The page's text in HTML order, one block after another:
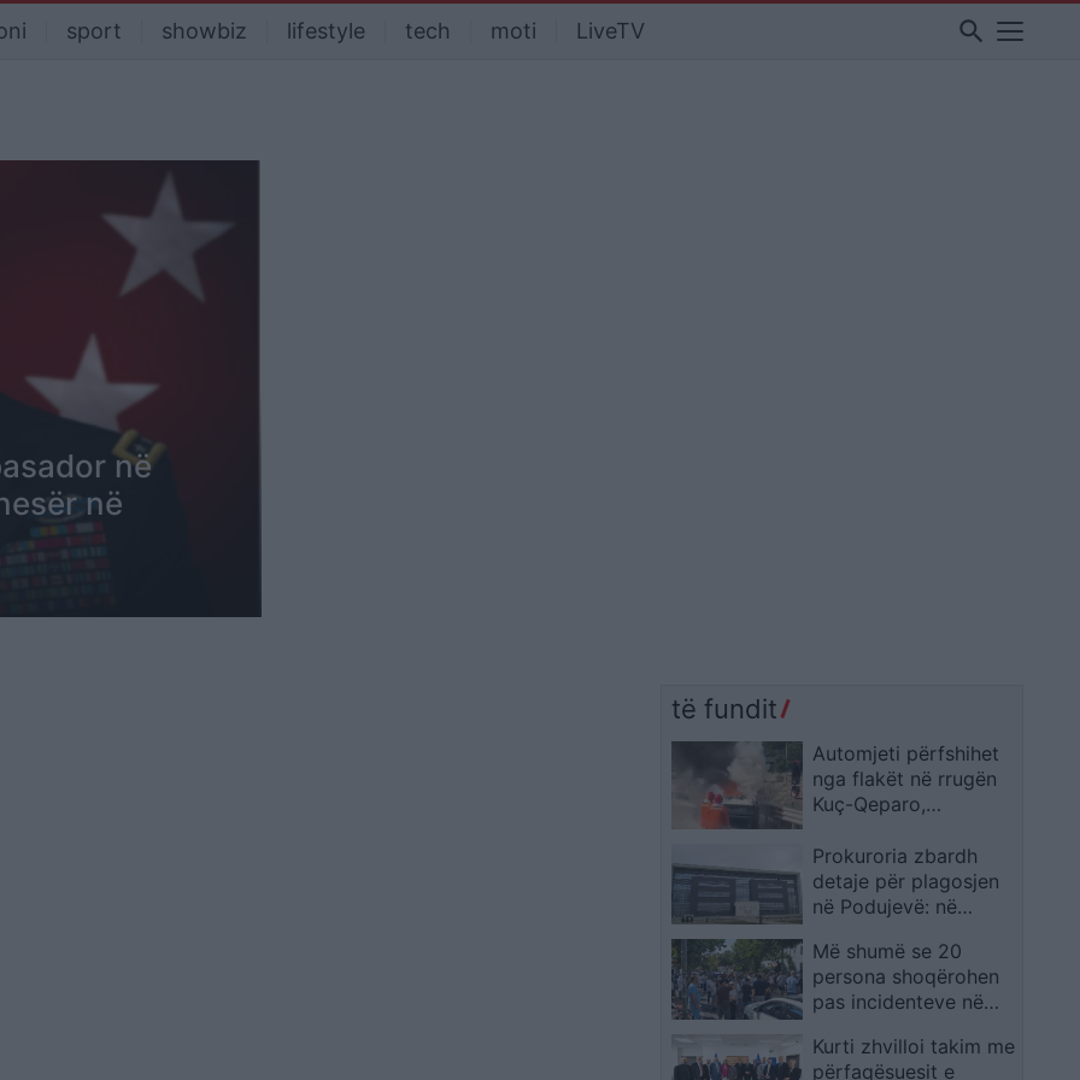
sport showbiz lifestyle tech moti LiveTV search
në
në
të fundit
Automjeti përfshihet
nga flakët në rrugën
Kuç-Qeparo,
Prokuroria zbardh
detaje për plagosjen
në Podujevë: në
daja, nipi dhe një i
afërm
Më shumë se 20
persona shoqërohen
pas incidenteve në
mblidhen te
Kurti zhvilloi takim me
përfaqësuesit e